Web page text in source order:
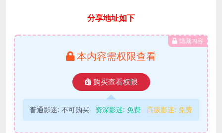
分享地址如下
隐藏内容
本内容需权限查看
购买查看权限
普通影迷: 不可购买 资深影迷: 免费 高级影迷: 免费